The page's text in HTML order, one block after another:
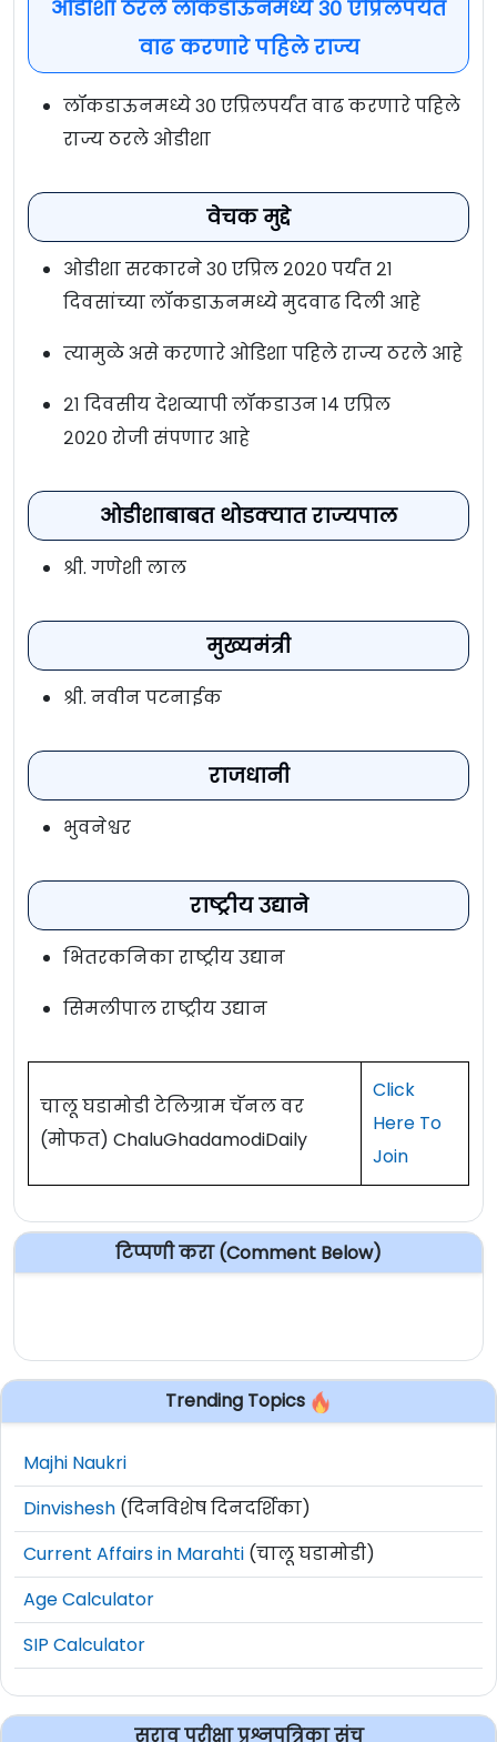
ओडीशा ठरले लॉकडाऊनमध्ये ३० एप्रिलपर्यंत
वाढ करणारे पहिले राज्य
लॉकडाऊनमध्ये ३० एप्रिलपर्यंत वाढ करणारे पहिले
राज्य ठरले ओडीशा
वेचक मुद्दे
ओडीशा सरकारने ३० एप्रिल २०२० पर्यंत २१
दिवसांच्या लॉकडाऊनमध्ये मुदवाढ दिली आहे
त्यामुळे असे करणारे ओडिशा पहिले राज्य ठरले आहे
२१ दिवसीय देशव्यापी लॉकडाउन १४ एप्रिल
२०२० रोजी संपणार आहे
ओडीशाबाबत थोडक्यात राज्यपाल
श्री. गणेशी लाल
मुख्यमंत्री
श्री. नवीन पटनाईक
राजधानी
भुवनेश्वर
राष्ट्रीय उद्याने
भितरकनिका राष्ट्रीय उद्यान
सिमलीपाल राष्ट्रीय उद्यान
चालू घडामोडी टेलिग्राम चॅनल वर
(मोफत) ChaluGhadamodiDaily
Click
Here To
Join
टिप्पणी करा (Comment Below)
Trending Topics
Majhi Naukri
Dinvishesh (दिनविशेष दिनदर्शिका)
Current Affairs in Marahti (चालू घडामोडी)
Age Calculator
SIP Calculator
सराव परीक्षा प्रश्नपत्रिका संच